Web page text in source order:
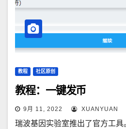
教程 社区原创
教程：一键发币
9月 11, 2022 XUANYUAN
瑞波基因实验室推出了官方工